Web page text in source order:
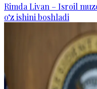
Rimda Livan – Isroil
o‘z ishini boshladi